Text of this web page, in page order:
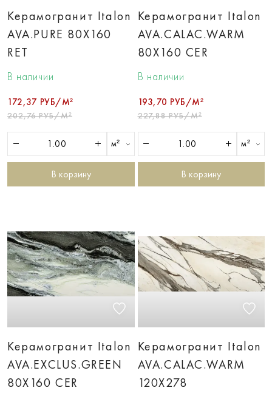
Керамогранит Italon
AVA.PURE 80X160
RET
В наличии
172,37 РУБ/М²
202,76 РУБ/М²
м²
В корзину
Керамогранит Italon
AVA.CALAC.WARM
80X160 CER
В наличии
193,70 РУБ/М²
227,88 РУБ/М²
м²
В корзину
Керамогранит Italon
AVA.EXCLUS.GREEN
80X160 CER
Керамогранит Italon
AVA.CALAC.WARM
120X278